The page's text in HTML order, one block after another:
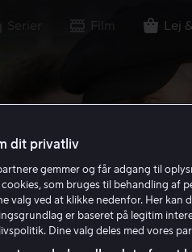
Serier Film Lej
dit privatliv
gemmer og får adgang til
som bruges til behandling af
valg ved at klikke nedenfor. Her kan
er baseret på legitim
Dine valg deles med vores